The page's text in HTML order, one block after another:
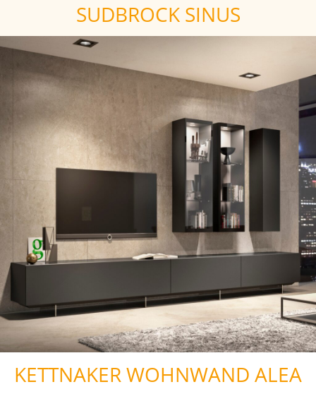
SUDBROCK SINUS
KETTNAKER WOHNWAND ALEA